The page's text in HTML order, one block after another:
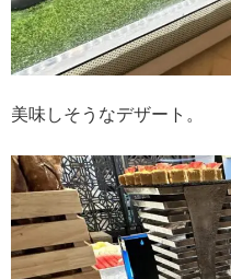
美味しそうなデザート。